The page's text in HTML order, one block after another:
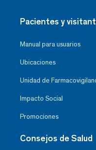
Pacientes y
Manual para usuarios
Ubicaciones
Unidad de
Impacto Social
Promociones
Consejos de Salud